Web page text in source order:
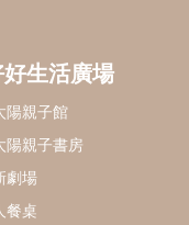
生活廣場
陽親子館
陽親子書房
劇場
餐桌